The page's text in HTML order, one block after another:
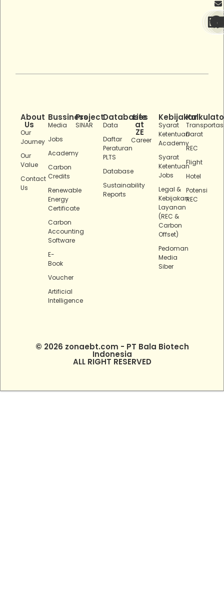
About
Us
Our
Journey
Our
Value
Contact
Us
Bussiness
Media
Jobs
Academy
Carbon
Credits
Renewable
Energy
Certificate
Carbon
Accounting
Software
E-
Book
Voucher
Artificial
Intelligence
Project
SINAR
Databases
Data
Daftar
Peraturan
PLTS
Database
Sustainability
Reports
Life
at
ZE
Career
Kebijakan
Syarat
Ketentuan
Academy
Syarat
Ketentuan
Jobs
Legal &
Kebijakan
Layanan
(REC &
Carbon
Offset)
Pedoman
Media
Siber
Darat
REC
Flight
Hotel
Potensi
REC
© 2026 zonaebt.com - PT Bala Biotech
Indonesia
ALL RIGHT RESERVED